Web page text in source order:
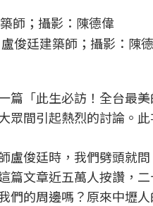
俊廷建築師；攝影：陳
篇「此生必訪！全台最
眾間引起熱烈的討論。
盧俊廷時，我們劈頭就
篇文章近五萬人按讚，
們的周邊嗎？原來中壢